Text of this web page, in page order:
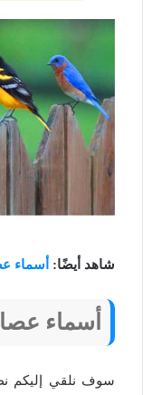
شاهد أيضًا: أسماء
أسماء
سوف نلقي إليكم